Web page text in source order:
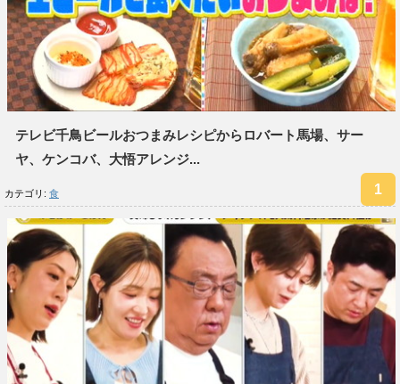
テレビ千鳥ビールおつまみレシピからロバート馬場、サー
ヤ、ケンコバ、大悟アレンジ...
カテゴリ: 食